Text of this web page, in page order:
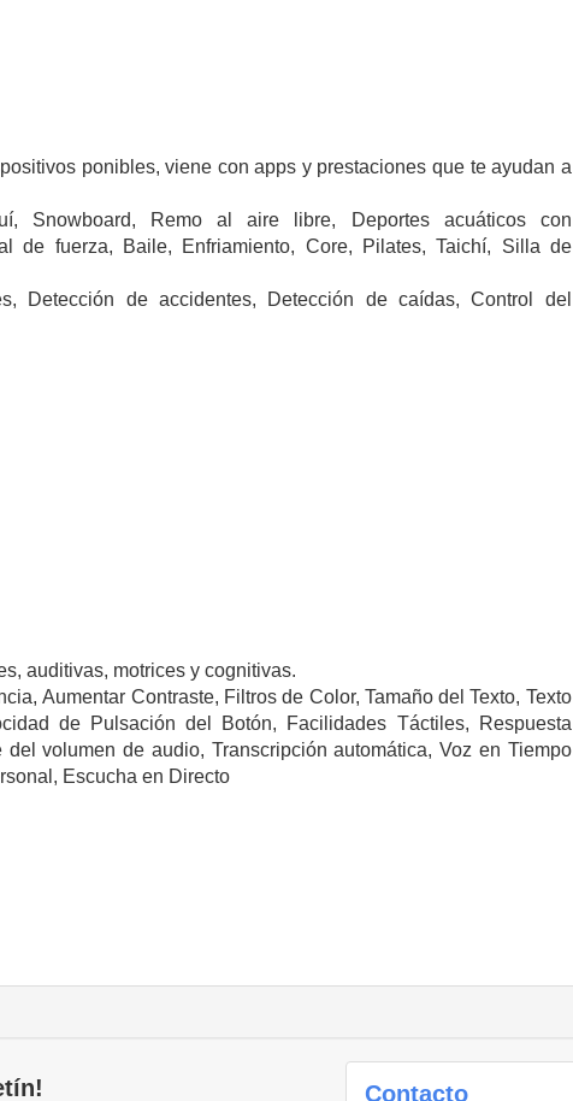
ponibles, viene con apps y prestaciones que te ayudan a
Snowboard, Remo al aire libre,
Deportes acuáticos con
de fuerza, Baile, Enfriamiento, Core, Pilates,Taichí, Silla de
Detección de accidentes, Detección de caídas,Control del
auditivas, motrices y cognitivas.
Aumentar Contraste, Filtros de Color, Tamaño del Texto, Texto
de Pulsación del Botón, Facilidades Táctiles,
Respuesta
del volumen de audio, Transcripción automática,Voz en Tiempo
Escucha en Directo
Contacto